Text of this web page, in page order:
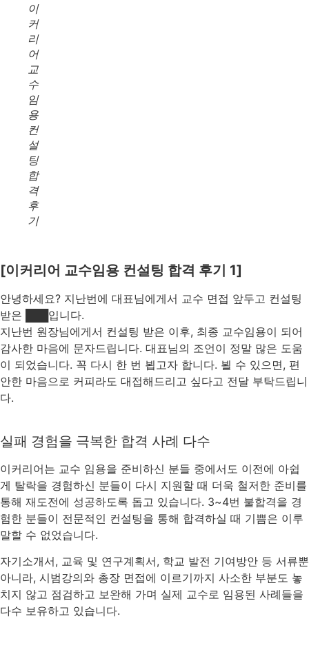
이
커
리
어
교
수
임
용
컨
설
팅
합
격
후
기
[이커리어 교수임용 컨설팅 합격 후기 1]
안녕하세요? 지난번에 대표님에게서 교수 면접 앞두고 컨설팅
받은 ███입니다.
지난번 원장님에게서 컨설팅 받은 이후, 최종 교수임용이 되어
감사한 마음에 문자드립니다. 대표님의 조언이 정말 많은 도움
이 되었습니다. 꼭 다시 한 번 뵙고자 합니다. 뵐 수 있으면, 편
안한 마음으로 커피라도 대접해드리고 싶다고 전달 부탁드립니
다.
실패 경험을 극복한 합격 사례 다수
이커리어는 교수 임용을 준비하신 분들 중에서도 이전에 아쉽
게 탈락을 경험하신 분들이 다시 지원할 때 더욱 철저한 준비를
통해 재도전에 성공하도록 돕고 있습니다. 3~4번 불합격을 경
험한 분들이 전문적인 컨설팅을 통해 합격하실 때 기쁨은 이루
말할 수 없었습니다.
자기소개서, 교육 및 연구계획서, 학교 발전 기여방안 등 서류뿐
아니라, 시범강의와 총장 면접에 이르기까지 사소한 부분도 놓
치지 않고 점검하고 보완해 가며 실제 교수로 임용된 사례들을
다수 보유하고 있습니다.